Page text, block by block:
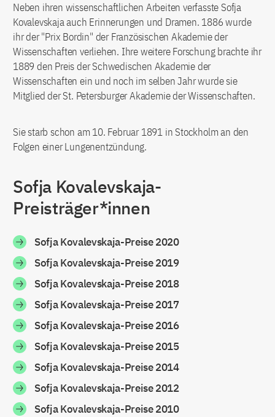
Neben ihren wissenschaftlichen Arbeiten verfasste Sofja
Kovalevskaja auch Erinnerungen und Dramen. 1886 wurde
ihr der "Prix Bordin" der Französischen Akademie der
Wissenschaften verliehen. Ihre weitere Forschung brachte ihr
1889 den Preis der Schwedischen Akademie der
Wissenschaften ein und noch im selben Jahr wurde sie
Mitglied der St. Petersburger Akademie der Wissenschaften.
Sie starb schon am 10. Februar 1891 in Stockholm an den
Folgen einer Lungenentzündung.
Sofja Kovalevskaja-
Preisträger*innen
Sofja Kovalevskaja-Preise 2020
Sofja Kovalevskaja-Preise 2019
Sofja Kovalevskaja-Preise 2018
Sofja Kovalevskaja-Preise 2017
Sofja Kovalevskaja-Preise 2016
Sofja Kovalevskaja-Preise 2015
Sofja Kovalevskaja-Preise 2014
Sofja Kovalevskaja-Preise 2012
Sofja Kovalevskaja-Preise 2010